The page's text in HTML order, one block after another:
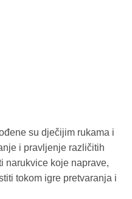
su dječijim rukama i
i pravljenje različitih
narukvice koje naprave,
tokom igre pretvaranja i